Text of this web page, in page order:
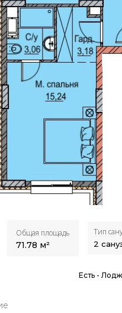
Общая площадь
71.78 м²
Тип
2
Есть -